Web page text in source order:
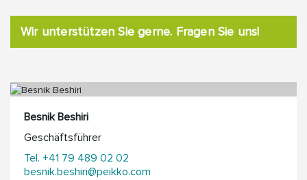
Wir unterstützen Sie gerne. Fragen Sie uns!
Besnik Beshiri
Geschäftsführer
Tel. +41 79 489 02 02
besnik.beshiri@peikko.com